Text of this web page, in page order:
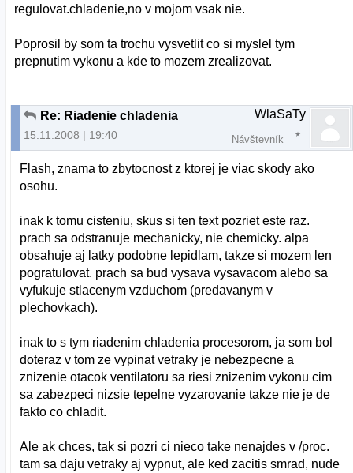
regulovat.chladenie,no v mojom vsak nie.
Poprosil by som ta trochu vysvetlit co si myslel tym
prepnutim vykonu a kde to mozem zrealizovat.
Re: Riadenie chladenia
15.11.2008 | 19:40
WlaSaTy
Návštevník
Flash, znama to zbytocnost z ktorej je viac skody ako
osohu.
inak k tomu cisteniu, skus si ten text pozriet este raz.
prach sa odstranuje mechanicky, nie chemicky. alpa
obsahuje aj latky podobne lepidlam, takze si mozem len
pogratulovat. prach sa bud vysava vysavacom alebo sa
vyfukuje stlacenym vzduchom (predavanym v
plechovkach).
inak to s tym riadenim chladenia procesorom, ja som bol
doteraz v tom ze vypinat vetraky je nebezpecne a
znizenie otacok ventilatoru sa riesi znizenim vykonu cim
sa zabezpeci nizsie tepelne vyzarovanie takze nie je de
fakto co chladit.
Ale ak chces, tak si pozri ci nieco take nenajdes v /proc.
tam sa daju vetraky aj vypnut, ale ked zacitis smrad, nude